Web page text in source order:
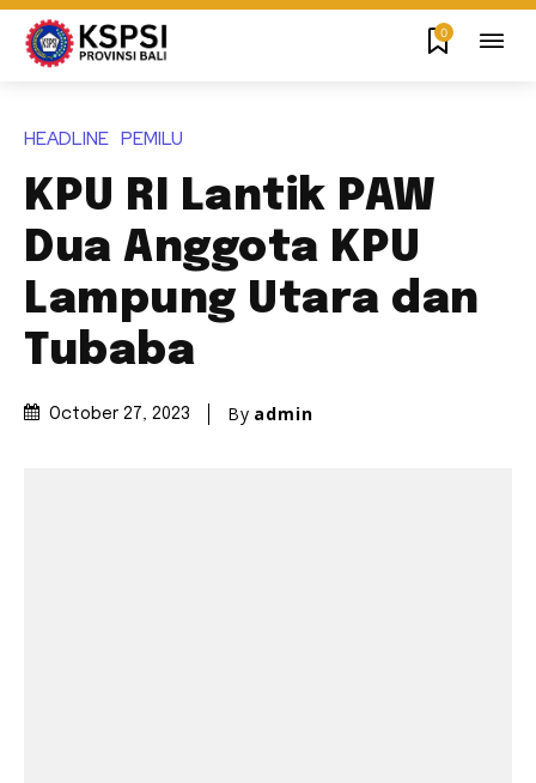
0
HEADLINE PEMILU
KPU RI Lantik PAW
Dua Anggota KPU
Lampung Utara dan
Tubaba
October 27, 2023 By admin